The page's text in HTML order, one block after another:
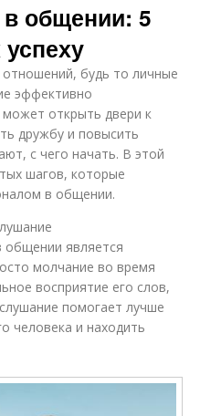
общении: 5
будь то личные
эффективно
открыть двери к
дружбу и повысить
с чего начать. В этой
шагов, которые
в общении.
является
молчание во время
восприятие его слов,
помогает лучше
человека и находить